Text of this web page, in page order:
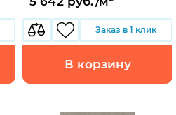
Заказ в 1 клик
В корзину